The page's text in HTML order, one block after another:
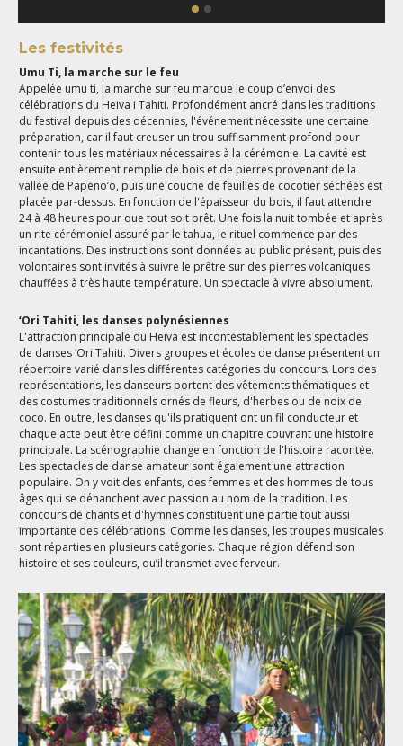
Les festivités
Umu Ti, la marche sur le feu
Appelée umu ti, la marche sur feu marque le coup d’envoi des
célébrations du Heiva i Tahiti. Profondément ancré dans les traditions
du festival depuis des décennies, l'événement nécessite une certaine
préparation, car il faut creuser un trou suffisamment profond pour
contenir tous les matériaux nécessaires à la cérémonie. La cavité est
ensuite entièrement remplie de bois et de pierres provenant de la
vallée de Papeno’o, puis une couche de feuilles de cocotier séchées est
placée par-dessus. En fonction de l'épaisseur du bois, il faut attendre
24 à 48 heures pour que tout soit prêt. Une fois la nuit tombée et après
un rite cérémoniel assuré par le tahua, le rituel commence par des
incantations. Des instructions sont données au public présent, puis des
volontaires sont invités à suivre le prêtre sur des pierres volcaniques
chauffées à très haute température. Un spectacle à vivre absolument.
‘Ori Tahiti, les danses polynésiennes
L'attraction principale du Heiva est incontestablement les spectacles
de danses ‘Ori Tahiti. Divers groupes et écoles de danse présentent un
répertoire varié dans les différentes catégories du concours. Lors des
représentations, les danseurs portent des vêtements thématiques et
des costumes traditionnels ornés de fleurs, d'herbes ou de noix de
coco. En outre, les danses qu'ils pratiquent ont un fil conducteur et
chaque acte peut être défini comme un chapitre couvrant une histoire
principale. La scénographie change en fonction de l'histoire racontée.
Les spectacles de danse amateur sont également une attraction
populaire. On y voit des enfants, des femmes et des hommes de tous
âges qui se déhanchent avec passion au nom de la tradition. Les
concours de chants et d'hymnes constituent une partie tout aussi
importante des célébrations. Comme les danses, les troupes musicales
sont réparties en plusieurs catégories. Chaque région défend son
histoire et ses couleurs, qu’il transmet avec ferveur.